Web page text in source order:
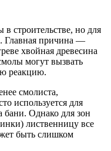
строительстве, но для
Главная причина —
хвойная древесина
могут вызвать
реакцию.
смолиста,
используется для
бани. Однако для зон
лиственницу все
быть слишком